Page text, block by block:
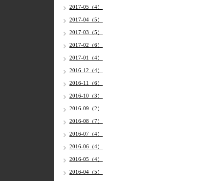
2017-05（4）
2017-04（5）
2017-03（5）
2017-02（6）
2017-01（4）
2016-12（4）
2016-11（6）
2016-10（3）
2016-09（2）
2016-08（7）
2016-07（4）
2016-06（4）
2016-05（4）
2016-04（5）